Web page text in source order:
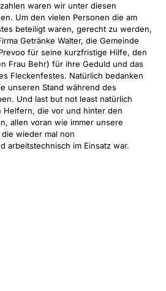
waren wir unter diesen
Um den vielen Personen die am
beteiligt waren, gerecht zu werden,
Getränke Walter, die Gemeinde
für seine kurzfristige Hilfe, den
Frau Behr) für ihre Geduld und das
Fleckenfestes. Natürlich bedanken
unseren Stand während des
Und last but not least natürlich
Helfern, die vor und hinter den
allen voran wie immer unsere
wieder mal non
arbeitstechnisch im Einsatz war.